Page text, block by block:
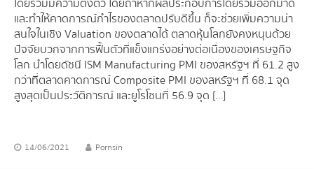
โดยรวมมีความตึงตัว โดยถ้าหากผลประกอบการโดยรวมออกมาดี
และทำให้คาดการณ์กำไรของตลาดปรับดีขึ้น ก็จะช่วยเพิ่มความน่า
สนใจในเชิง Valuation ของตลาดได้ ตลาดหุ้นโลกยังคงหนุนด้วย
ปัจจัยบวกจากการฟื้นตัวที่แข็งแกร่งอย่างต่อเนื่องของเศรษฐกิจ
โลก นำโดยดัชนี ISM Manufacturing PMI ของสหรัฐฯ ที่ 61.2 สูง
กว่าที่ตลาดคาดการณ์ Composite PMI ของสหรัฐฯ ที่ 68.1 จุด
สูงสุดเป็นประวัติการณ์ และยูโรโซนที่ 56.9 จุด […]
14/06/2021 Pornsin